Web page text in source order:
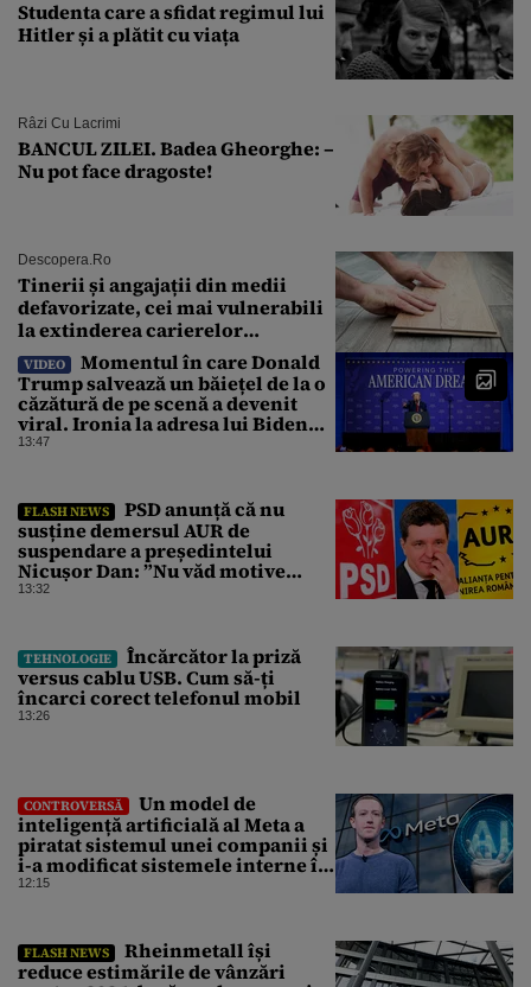
Studenta care a sfidat regimul lui
Hitler și a plătit cu viața
Râzi Cu Lacrimi
BANCUL ZILEI. Badea Gheorghe: –
Nu pot face dragoste!
Descopera.ro
Tinerii și angajații din medii
defavorizate, cei mai vulnerabili
la extinderea carierelor
profesionale
VIDEO
Momentul în care Donald
Trump salvează un băiețel de la o
căzătură de pe scenă a devenit
viral. Ironia la adresa lui Biden
care a stârnit râsete
13:47
FLASH NEWS
PSD anunță că nu
susține demersul AUR de
suspendare a președintelui
Nicușor Dan: ”Nu văd motive
pentru care președintele ar trebui
13:32
TEHNOLOGIE
Încărcător la priză
versus cablu USB. Cum să-ți
încarci corect telefonul mobil
13:26
CONTROVERSĂ
Un model de
inteligență artificială al Meta a
piratat sistemul unei companii și
i-a modificat sistemele interne în
timpul unui test de securitate
12:15
FLASH NEWS
Rheinmetall își
reduce estimările de vânzări